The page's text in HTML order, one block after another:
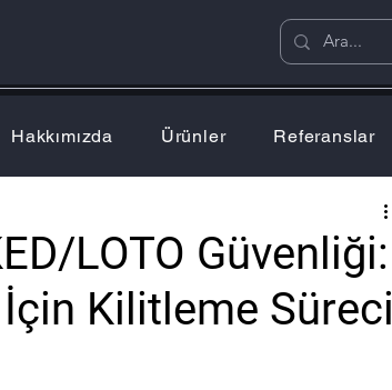
Hakkımızda Ürünler Referanslar
LOTO Güvenliği:
Kilitleme Süreci